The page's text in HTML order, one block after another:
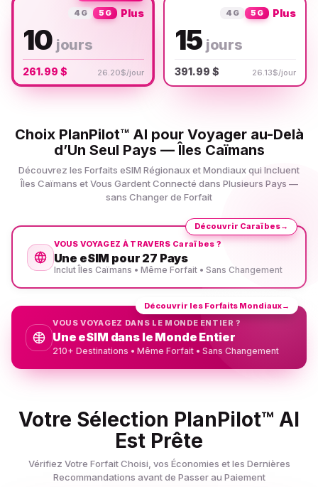
4G 5G Plus
10 jours
261.99 $ 26.20$/jour
4G 5G Plus
15 jours
391.99 $ 26.13$/jour
Choix PlanPilot™ AI pour Voyager au-Delà
d’Un Seul Pays — Îles Caïmans
Découvrez les Forfaits eSIM Régionaux et Mondiaux qui Incluent
Îles Caïmans et Vous Gardent Connecté dans Plusieurs Pays —
sans Changer de Forfait
VOUS VOYAGEZ À TRAVERS Caraïbes ?
Une eSIM pour 27 Pays
Inclut Îles Caïmans • Même Forfait • Sans Changement
Découvrir Caraïbes→
VOUS VOYAGEZ DANS LE MONDE ENTIER ?
Une eSIM dans le Monde Entier
210+ Destinations • Même Forfait • Sans Changement
Découvrir les Forfaits Mondiaux→
Votre Sélection PlanPilot™ AI
Est Prête
Vérifiez Votre Forfait Choisi, vos Économies et les Dernières
Recommandations avant de Passer au Paiement